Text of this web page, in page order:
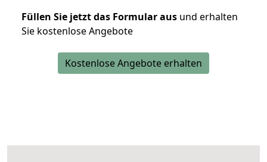
Füllen Sie jetzt das Formular aus und erhalten
Sie kostenlose Angebote
Kostenlose Angebote erhalten